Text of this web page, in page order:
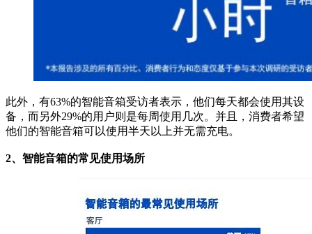
此外，有63%的智能音箱受访者表示，他们每天都会使用其设
备，而另外29%的用户则是每周使用几次。并且，消费者希望
他们的智能音箱可以使用半天以上并无需充电。
2、智能音箱的常见使用场所